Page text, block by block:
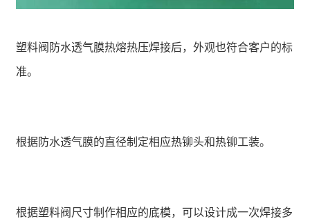
塑料阀防水透气膜热熔热压焊接后，外观也符合客户的标
准。
根据防水透气膜的直径制定相应热铆头和热铆工装。
根据塑料阀尺寸制作相应的底模，可以设计成一次焊接多